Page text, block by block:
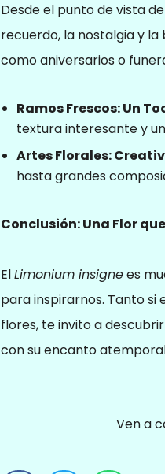
Desde el punto de vista
recuerdo, la nostalgia y
como aniversarios o
Ramos Frescos: Un
textura interesante y
Artes Florales:
hasta grandes
Conclusión: Una Flor
ElLimonium insignees
para inspirarnos. Tanto si
flores, te invito a
con su encanto
Ven a